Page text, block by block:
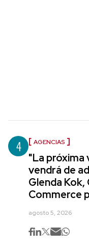
4 AGENCIAS
"La
vendrá de
Glenda
Commerce
agosto 5, 2026